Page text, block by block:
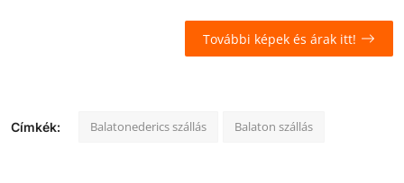
További képek és árak itt!
Címkék: Balatonederics szállás Balaton szállás